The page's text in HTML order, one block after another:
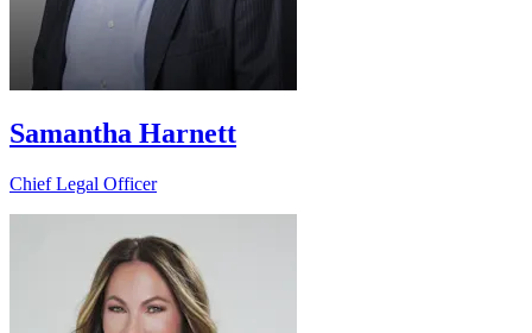
Samantha Harnett
Chief Legal Officer